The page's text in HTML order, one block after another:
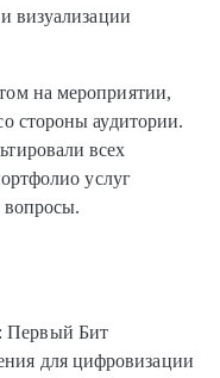
визуализации
на мероприятии,
стороны аудитории.
всех
услуг
вопросы.
Первый Бит
для цифровизации